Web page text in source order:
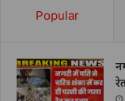
Popular